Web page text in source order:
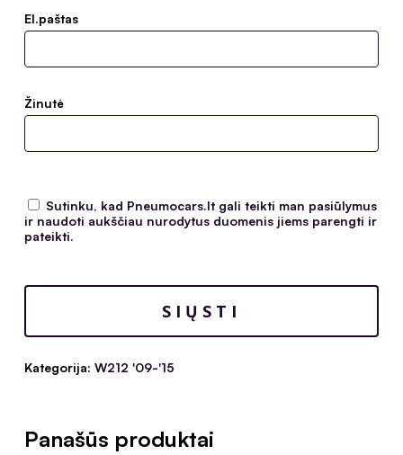
El.paštas
Žinutė
Sutinku, kad Pneumocars.lt gali teikti man pasiūlymus
ir naudoti aukščiau nurodytus duomenis jiems parengti ir
pateikti.
Kategorija: W212 '09-'15
Panašūs produktai